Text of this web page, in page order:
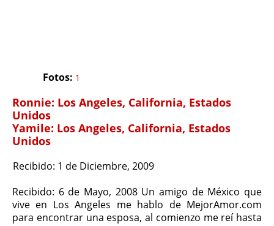
Fotos: 1
Ronnie: Los Angeles, California, Estados
Unidos
Yamile: Los Angeles, California, Estados
Unidos
Recibido: 1 de Diciembre, 2009
Recibido: 6 de Mayo, 2008 Un amigo de México que
vive en Los Angeles me hablo de MejorAmor.com
para encontrar una esposa, al comienzo me reí hasta